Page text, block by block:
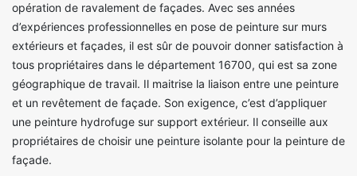
opération de ravalement de façades. Avec ses années
d’expériences professionnelles en pose de peinture sur murs
extérieurs et façades, il est sûr de pouvoir donner satisfaction à
tous propriétaires dans le département 16700, qui est sa zone
géographique de travail. Il maitrise la liaison entre une peinture
et un revêtement de façade. Son exigence, c’est d’appliquer
une peinture hydrofuge sur support extérieur. Il conseille aux
propriétaires de choisir une peinture isolante pour la peinture de
façade.